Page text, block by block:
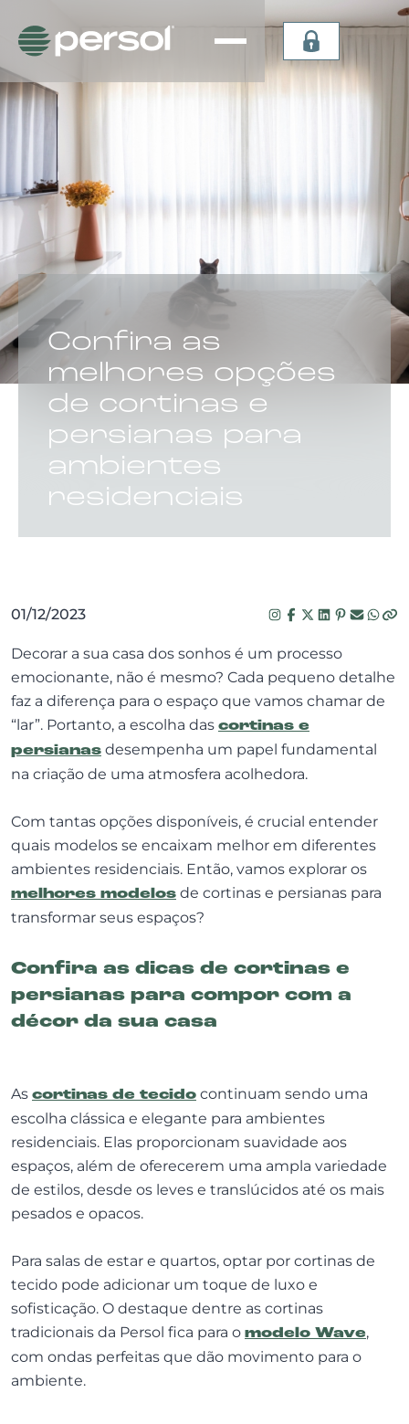
Persiana
Vertical
Vision
Persiana
Lummia
Plissada
Celular
Celular de
CATEGORIA:
Confira as
melhores opções
de cortinas e
persianas para
ambientes
residenciais
01/12/2023
Decorar a sua casa dos sonhos é um processo
emocionante, não é mesmo? Cada pequeno detalhe
faz a diferença para o espaço que vamos chamar de
“lar”. Portanto, a escolha das cortinas e
persianas desempenha um papel fundamental
na criação de uma atmosfera acolhedora.
Com tantas opções disponíveis, é crucial entender
quais modelos se encaixam melhor em diferentes
ambientes residenciais. Então, vamos explorar os
melhores modelos de cortinas e persianas para
transformar seus espaços?
Confira as dicas de cortinas e
persianas para compor com a
décor da sua casa
As cortinas de tecido continuam sendo uma
escolha clássica e elegante para ambientes
residenciais. Elas proporcionam suavidade aos
espaços, além de oferecerem uma ampla variedade
de estilos, desde os leves e translúcidos até os mais
pesados e opacos.
Para salas de estar e quartos, optar por cortinas de
tecido pode adicionar um toque de luxo e
sofisticação. O destaque dentre as cortinas
tradicionais da Persol fica para o modelo Wave,
com ondas perfeitas que dão movimento para o
ambiente.